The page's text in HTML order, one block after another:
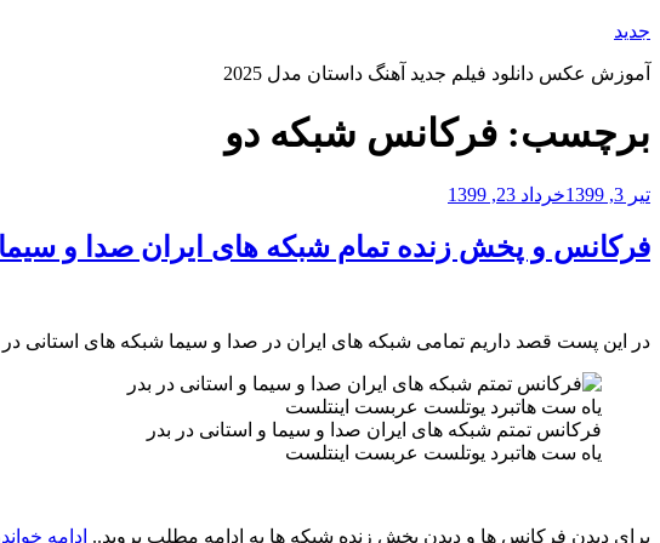
رفتن
محتوا
جدید
آموزش عکس دانلود فیلم جدید آهنگ داستان مدل 2025
برچسب: فرکانس شبکه دو
نوشته‌شده
تیر 3, 1399 خرداد 23, 1399
فرکانس و پخش زنده تمام شبکه های ایران صدا و سیما
در این پست قصد داریم تمامی شبکه های ایران در صدا و سیما شبکه های استانی
فرکانس تمتم شبکه های ایران صدا و سیما و استانی در بدر
یاه ست هاتبرد یوتلست عربست اینتلست
برای دیدن فرکانس ها و دیدن پخش زنده شبکه ها به ادامه مطلب بروید.. ادامه